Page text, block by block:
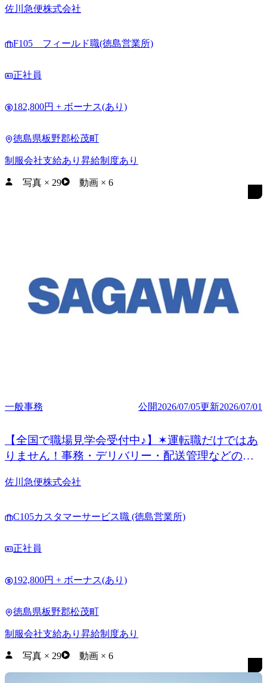
佐川急便株式会社
F105 フィールド職(徳島営業所)
正社員
182,800円 + ボーナス(あり)
徳島県板野郡松茂町
制服会社支給あり 昇給制度あり
写真 × 29 動画 × 6
一般事務 公開2026/07/05更新2026/07/01
【全国で職場見学会受付中♪】✶運転職だけではあ
りません！事務・デリバリー・配送管理などの非
佐川急便株式会社
C105カスタマーサービス職 (徳島営業所)
正社員
192,800円 + ボーナス(あり)
徳島県板野郡松茂町
制服会社支給あり 昇給制度あり
写真 × 29 動画 × 6